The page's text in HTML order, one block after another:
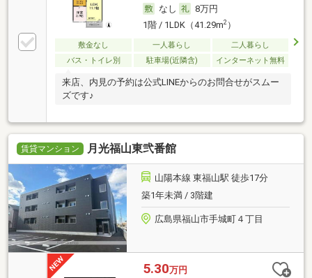
なし
8万円
1階 / 1LDK（41.29m2）
敷金なし 一人暮らし
二人暮らし
バス・トイレ別
駐車場(近隣含) インターネット無料
来店、内見の予約は公式LINEからのお問合せがスムー
ズです♪
賃貸マンション 月光福山東弐番館
山陽本線 東福山駅 徒歩17分
築1年未満 / 3階建
広島県福山市手城町４丁目
5.30万円